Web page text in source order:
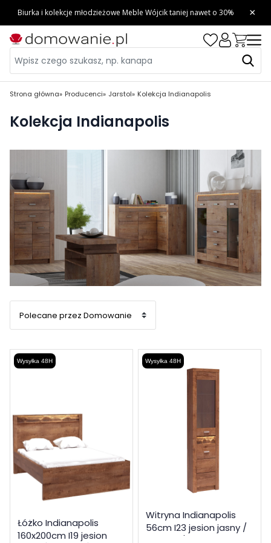
Strona główna Producenci Jarstol Kolekcja Indianapolis
Kolekcja Indianapolis
Wysyłka 48H
Łóżko Indianapolis
160x200cm I19 jesion
Wysyłka 48H
Witryna Indianapolis
56cm I23 jesion jasny /